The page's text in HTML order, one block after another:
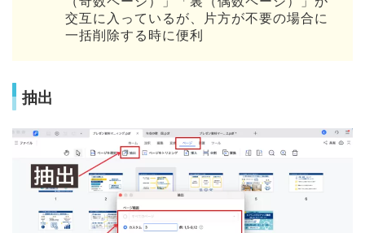
交互に入っているが、片方が不要の場合に
一括削除する時に便利
抽出